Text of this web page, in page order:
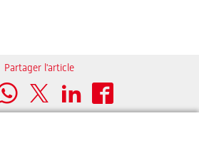
Partager l'article